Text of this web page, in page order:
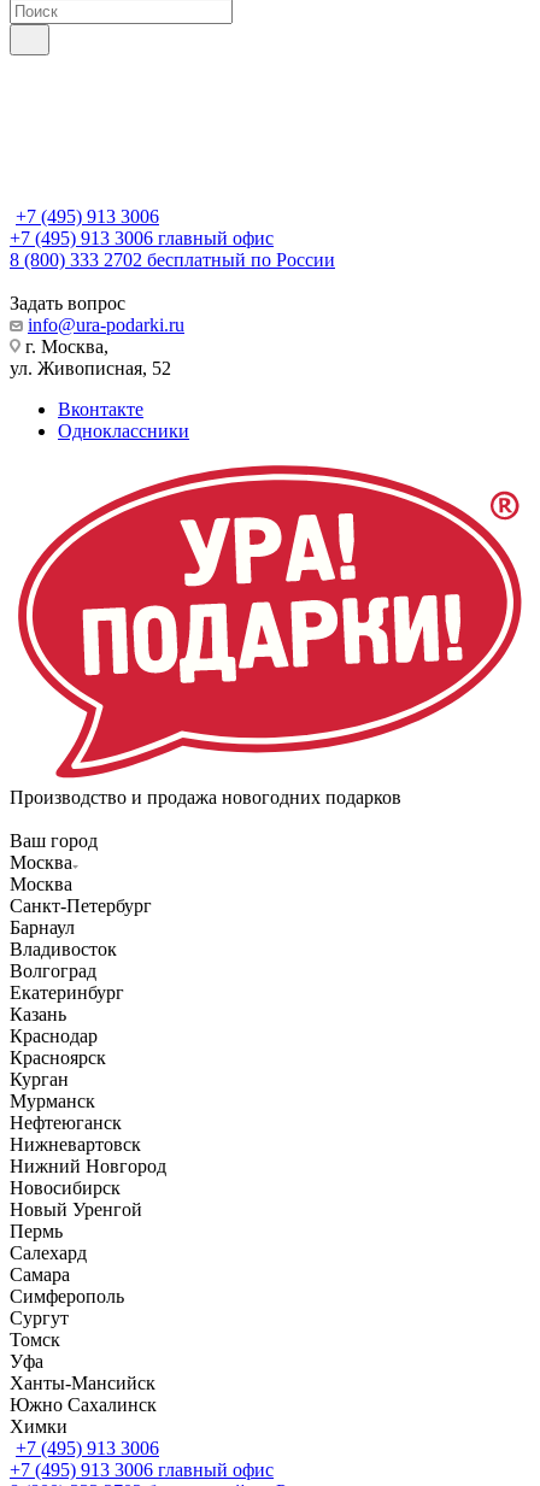
+7 (495) 913 3006
+7 (495) 913 3006 главный офис
8 (800) 333 2702 бесплатный по России
Задать вопрос
info@ura-podarki.ru
г. Москва,
ул. Живописная, 52
Вконтакте
Одноклассники
Производство и продажа новогодних подарков
Ваш город
Москва
Москва
Санкт-Петербург
Барнаул
Владивосток
Волгоград
Екатеринбург
Казань
Краснодар
Красноярск
Курган
Мурманск
Нефтеюганск
Нижневартовск
Нижний Новгород
Новосибирск
Новый Уренгой
Пермь
Салехард
Самара
Симферополь
Сургут
Томск
Уфа
Ханты-Мансийск
Южно Сахалинск
Химки
+7 (495) 913 3006
+7 (495) 913 3006 главный офис